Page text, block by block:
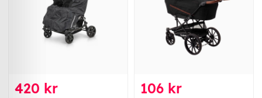
420 kr 106 kr